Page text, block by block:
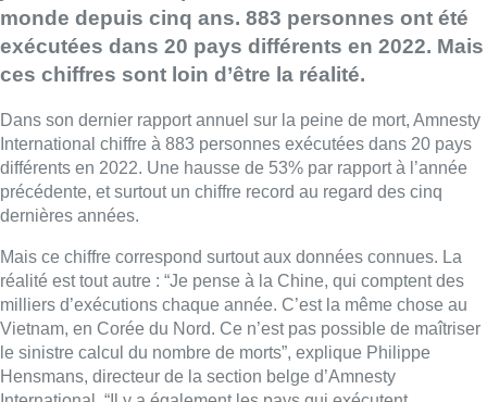
milliers d’exécutions chaque année. C’est la même chose au
Vietnam, en Corée du Nord. Ce n’est pas possible de maîtriser
le sinistre calcul du nombre de morts”, explique
Hensmans, directeur de la section belge d’Amnesty
massivement, et où c’est public. Je pense notamment aux trois
principaux : l’Arabie Saoudite, l’Iran et l’Egypte.”
Lire aussi :
Deux personnes hospitalisées
après un incendie à Schaerbeek